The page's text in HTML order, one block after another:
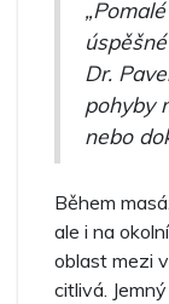
Dr.
pohyby
nebo
Během
ale i na
oblast mezi
citlivá.